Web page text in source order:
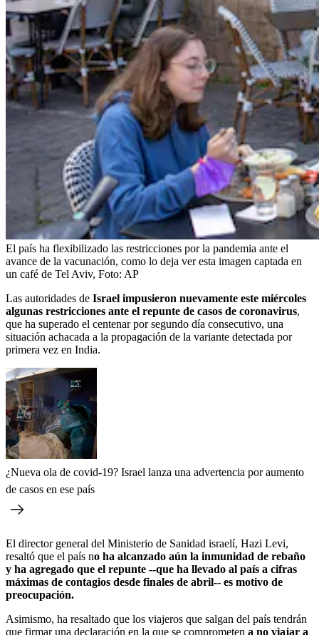
El país ha flexibilizado las restricciones por la pandemia ante el
avance de la vacunación, como lo deja ver esta imagen captada en
un café de Tel Aviv, Foto: AP
Las autoridades de Israel impusieron nuevamente este miércoles
algunas restricciones ante el repunte de casos de coronavirus,
que ha superado el centenar por segundo día consecutivo, una
situación achacada a la propagación de la variante detectada por
primera vez en India.
¿Nueva ola de covid-19? Israel lanza una advertencia por aumento
de casos en ese país
El director general del Ministerio de Sanidad israelí, Hazi Levi,
resaltó que el país no ha alcanzado aún la inmunidad de rebaño
y ha agregado que el repunte --que ha llevado al país a cifras
máximas de contagios desde finales de abril-- es motivo de
preocupación.
Asimismo, ha resaltado que los viajeros que salgan del país tendrán
que firmar una declaración en la que se comprometen a no viajar a